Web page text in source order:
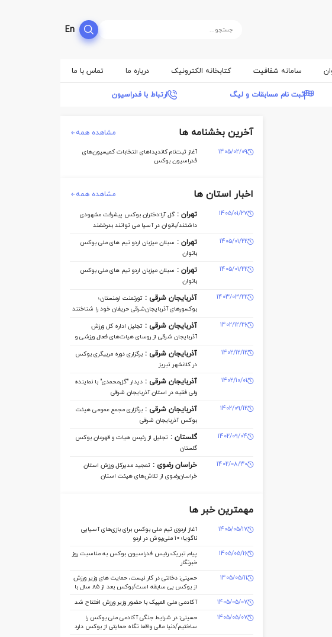
En
سامانه شفافیت کتابخانه الکترونیک درباره ما تماس با ما
ثبت نام مسابقات و لیگ ارتباط با فدراسیون
آخرین بخشنامه ها مشاهده همه
1405/02/09
آغاز ثبت‌نام کاندیداهای انتخابات کمیسیون‌های
فدراسیون بوکس
اخبار استان ها مشاهده همه
1405/01/27 تهران :گل آرا:دختران بوکس پیشرفت مشهودی
داشتند/بانوان در آسیا می توانند بدرخشند
1405/01/22
تهران : سبلان میزبان اردو تیم های ملی بوکس
بانوان
1405/01/22
تهران : سبلان میزبان اردو تیم های ملی بوکس
بانوان
1403/03/22
آذربایجان شرقی :تورنمنت ارمنستان؛
بوکسورهای آذربایجان‌شرقی حریفان خود را شناختند
1402/12/26
آذربایجان شرقی :تجلیل اداره کل ورزش
آذربایجان ‌شرقی از روسای هیات‌های فعال ورزشی و
مدال‌آوران
1402/12/12 آذربایجان شرقی :برگزاری دوره مربیگری بوکس
در کلانشهر تبریز
1402/10/01
آذربایجان شرقی :دیدار "گل‌محمدی" با نماینده
ولی فقیه در استان آذربایجان شرقی
1402/09/12
آذربایجان شرقی :برگزاری مجمع عمومی هیئت
بوکس آذربایجان شرقی
1402/09/04
گلستان :تجلیل از رئیس هیات و قهرمان بوکس
گلستان
1402/08/30
خراسان رضوی :تمجید مدیرکل ورزش استان
خراسان‌رضوی از تلاش‌های هیئت استان
مهمترین خبر ها
1405/05/17
آغاز اردوی تیم ملی بوکس برای بازی‌های آسیایی
ناگویا؛ ۱۰ ملی‌پوش در اردو
1405/05/16
پیام تبریک رئیس فدراسیون بوکس به مناسبت روز
خبرنگار
1405/05/11
حسینی: دخالتی در کار نیست، حمایت های وزیر ورزش
از بوکس بی سابقه است/بوکس بعد از ۸۵ سال با
1405/05/07
آکادمی ملی المپیک با حضور وزیر ورزش افتتاح شد
1405/05/07
حسینی: در شرایط جنگی آکادمی ملی بوکس را
ساختیم/دنیا مالی واقعا نگاه حمایتی از بوکس دارد